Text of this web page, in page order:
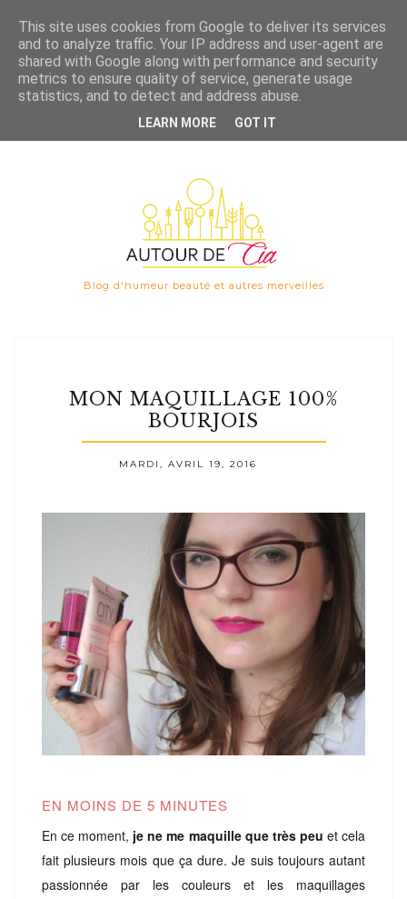

Blog d'humeur beauté et autres merveilles
MON MAQUILLAGE 100%
BOURJOIS
MARDI, AVRIL 19, 2016
EN MOINS DE 5 MINUTES
En ce moment, je ne me maquille que très peu et cela
fait plusieurs mois que ça dure. Je suis toujours autant
passionnée par les couleurs et les maquillages
This site uses cookies from Google to deliver its services
and to analyze traffic. Your IP address and user-agent are
shared with Google along with performance and security
metrics to ensure quality of service, generate usage
statistics, and to detect and address abuse.
LEARN MORE GOT IT